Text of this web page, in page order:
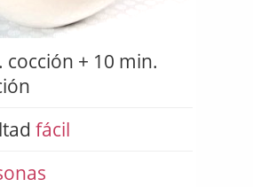
cocción + 10 min.
fácil